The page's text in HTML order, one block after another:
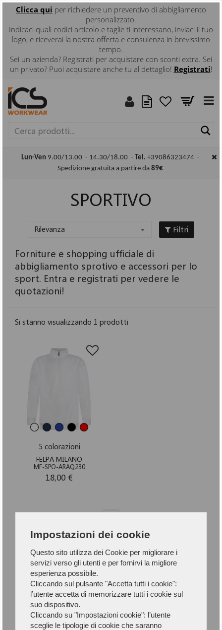
Impostazioni dei cookie
Questo sito utilizza dei Cookie per migliorare i
servizi verso gli utenti e per fornirvi la migliore
esperienza possibile.
Cliccando sul pulsante "Accetta tutti i cookie":
l’utente accetta di memorizzare tutti i cookie sul
suo dispositivo.
Cliccando su "Impostazioni cookie": l’utente
sceglie le tipologie di cookie che saranno
Clicca qui per richiedere un preventivo di abbigliamento
personalizzato.
Indicaci quali codici articolo e taglie ti interessano, inviaci il tuo
logo, e riceverai la nostra offerta e consulenza in brevissimo
tempo.
Sei un azienda? Registrati per acquistare con sconti extra. Sei
un privato? Puoi acquistare anche tu al dettaglio! Registrati!
Lun-Ven 9.00/13.00 - 14.30/18.00 - Tel. +39086323474 -
Spedizione gratuita a partire da 89€
SPORTIVO
Rilevanza Filtri
Forniture e shopping ufficiale di
abbigliamento sprotivo e accessori per lo
sport. Entra e registrati per vedere le
quotazioni!
Si stanno visualizzando 1 prodotti
5 colorazioni
FELPA MILANO
MF-SPO-ARAQ230
18,00 €
Newsletter
Iscriviti alla Newsletter per rimanere
aggiornato.